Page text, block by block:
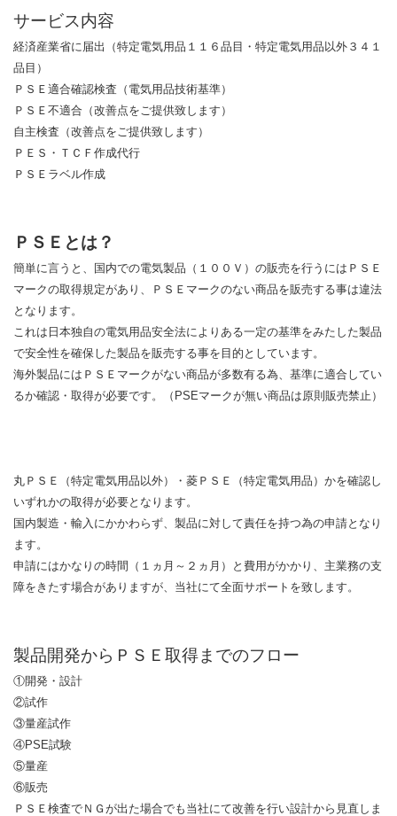
サービス内容
経済産業省に届出（特定電気用品１１６品目・特定電気用品以外３４１
品目）
ＰＳＥ適合確認検査（電気用品技術基準）
ＰＳＥ不適合（改善点をご提供致します）
自主検査（改善点をご提供致します）
ＰＥＳ・ＴＣＦ作成代行
ＰＳＥラベル作成
ＰＳＥとは？
簡単に言うと、国内での電気製品（１００Ｖ）の販売を行うにはＰＳＥ
マークの取得規定があり、ＰＳＥマークのない商品を販売する事は違法
となります。
これは日本独自の電気用品安全法によりある一定の基準をみたした製品
で安全性を確保した製品を販売する事を目的としています。
海外製品にはＰＳＥマークがない商品が多数有る為、基準に適合してい
るか確認・取得が必要です。（PSEマークが無い商品は原則販売禁止）
丸ＰＳＥ（特定電気用品以外）・菱ＰＳＥ（特定電気用品）かを確認し
いずれかの取得が必要となります。
国内製造・輸入にかかわらず、製品に対して責任を持つ為の申請となり
ます。
申請にはかなりの時間（１ヵ月～２ヵ月）と費用がかかり、主業務の支
障をきたす場合がありますが、当社にて全面サポートを致します。
製品開発からＰＳＥ取得までのフロー
①開発・設計
②試作
③量産試作
④PSE試験
⑤量産
⑥販売
ＰＳＥ検査でＮＧが出た場合でも当社にて改善を行い設計から見直しま